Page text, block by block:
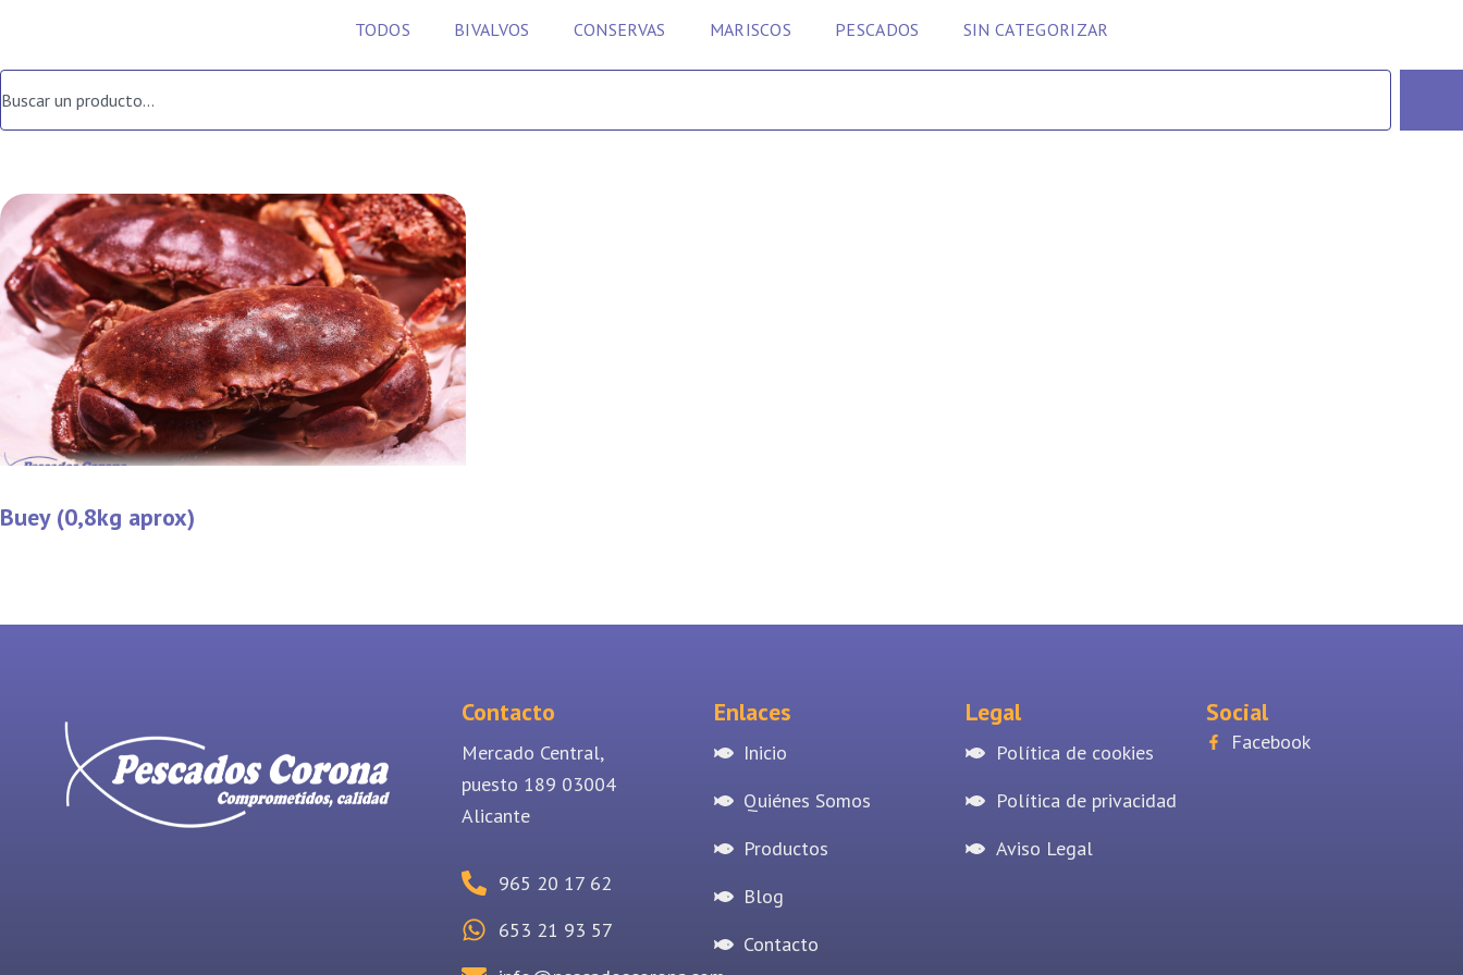
TODOS BIVALVOS CONSERVAS MARISCOS PESCADOS SIN CATEGORIZAR
Buey (0,8kg aprox)
Contacto
Mercado Central,
puesto 189 03004
Alicante
965 20 17 62
653 21 93 57
Enlaces
Inicio
Quiénes Somos
Productos
Blog
Contacto
Legal
Política de cookies
Política de privacidad
Aviso Legal
Social
Facebook